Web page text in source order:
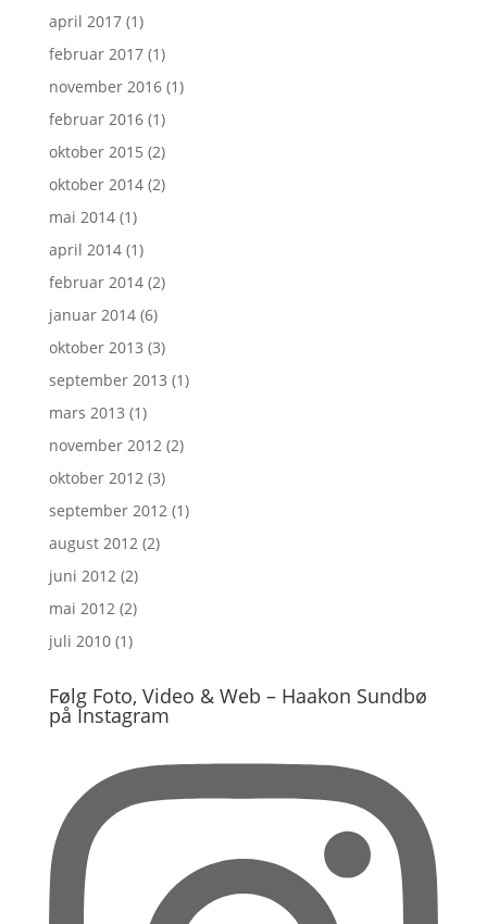
april 2017(1)
februar 2017(1)
november 2016(1)
februar 2016(1)
oktober 2015 (2)
oktober 2014(2)
mai 2014(1)
april 2014(1)
februar 2014(2)
januar 2014(6)
oktober 2013 (3)
september 2013 (1)
mars 2013 (1)
november 2012(2)
oktober 2012(3)
september 2012(1)
august 2012(2)
juni 2012(2)
mai 2012(2)
juli 2010(1)
Følg Foto, Video & Web – Haakon Sundbø
på Instagram